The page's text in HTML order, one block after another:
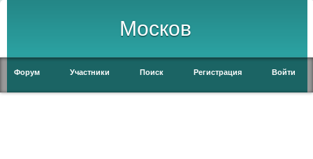
Москов
Форум Участники Поиск Регистрация Войти